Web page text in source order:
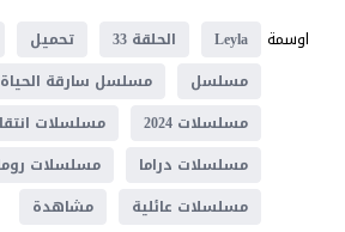
اوسمة
Leyla الحلقة 33 تحميل
مسلسل
مسلسل سارقة الحياة
مسلسلات 2024
مسلسلات
مسلسلات دراما
مسلسلات
مسلسلات عائلية
مشاهدة